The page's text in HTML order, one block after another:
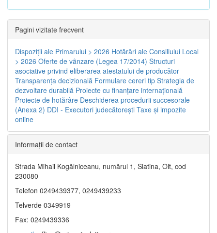
Pagini vizitate frecvent
Dispoziţii ale Primarului > 2026 Hotărâri ale Consiliului Local
> 2026 Oferte de vânzare (Legea 17/2014) Structuri
asociative privind eliberarea atestatului de producător
Transparenţa decizională Formulare cereri tip Strategia de
dezvoltare durabilă Proiecte cu finanţare internaţională
Proiecte de hotărâre Deschiderea procedurii succesorale
(Anexa 2) DDI - Executori judecătorești Taxe şi impozite
online
Informaţii de contact
Strada Mihail Kogălniceanu, numărul 1, Slatina, Olt, cod
230080
Telefon 0249439377, 0249439233
Telverde 0349919
Fax: 0249439336